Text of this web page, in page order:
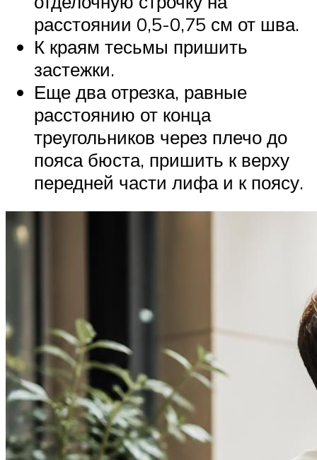
расстоянии 0,5-0,75 см от шва.
К краям тесьмы пришить
застежки.
Еще два отрезка, равные
расстоянию от конца
треугольников через плечо до
пояса бюста, пришить к верху
передней части лифа и к поясу.